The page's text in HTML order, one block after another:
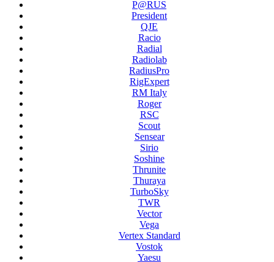
P@RUS
President
QJE
Racio
Radial
Radiolab
RadiusPro
RigExpert
RM Italy
Roger
RSC
Scout
Sensear
Sirio
Soshine
Thrunite
Thuraya
TurboSky
TWR
Vector
Vega
Vertex Standard
Vostok
Yaesu